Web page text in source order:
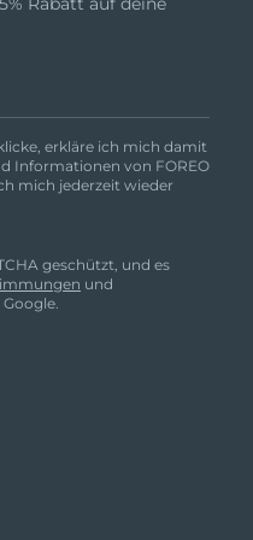
ROUTINE
& lips
toothbrush
erkläre ich mich damit
Informationen von FOREO
mich jederzeit wieder
geschützt, und es
und